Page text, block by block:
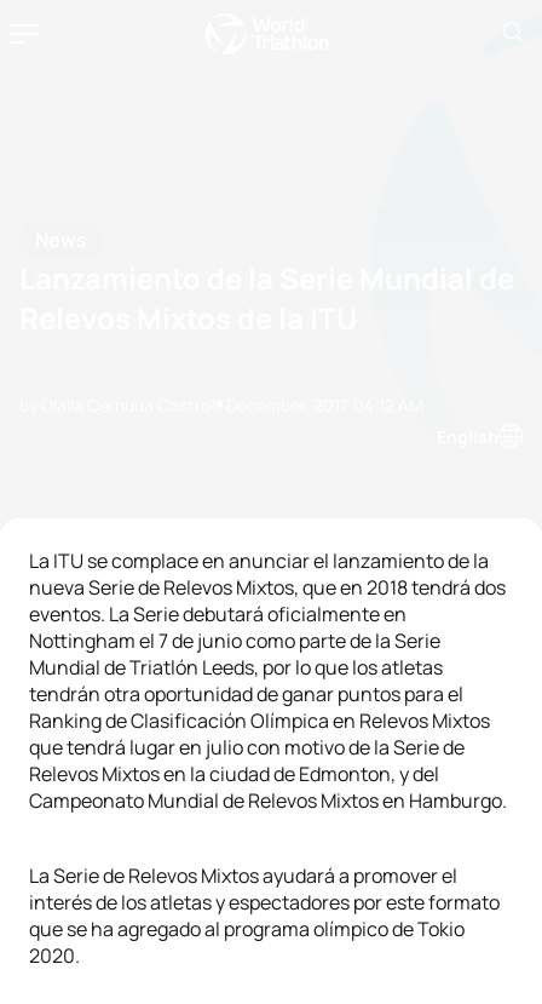
La ITU se complace en anunciar el lanzamiento de la
nueva Serie de Relevos Mixtos, que en 2018 tendrá dos
eventos. La Serie debutará oficialmente en
Nottingham el 7 de junio como parte de la Serie
Mundial de Triatlón Leeds, por lo que los atletas
tendrán otra oportunidad de ganar puntos para el
Ranking de Clasificación Olímpica en Relevos Mixtos
que tendrá lugar en julio con motivo de la Serie de
Relevos Mixtos en la ciudad de Edmonton, y del
Campeonato Mundial de Relevos Mixtos en Hamburgo.
La Serie de Relevos Mixtos ayudará a promover el
interés de los atletas y espectadores por este formato
que se ha agregado al programa olímpico de Tokio
2020.